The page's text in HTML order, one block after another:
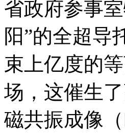
省政府参事
阳”的全超导
束上亿度的等
场，这催生
磁共振成像（